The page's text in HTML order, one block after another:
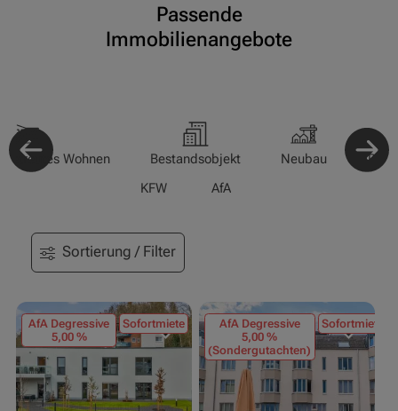
Passende
Immobilienangebote
Wohnen Bestandsobjekt Neubau
KFW
AfA
Sortierung / Filter
AfA Degressive
5,00 %
Sofortmiete
AfA Degressive
5,00 %
(Sondergutachten)
Sofortmiete